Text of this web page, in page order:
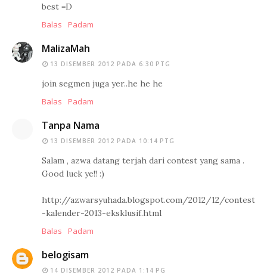
best =D
Balas
Padam
MalizaMah
13 DISEMBER 2012 PADA 6:30 PTG
join segmen juga yer..he he he
Balas
Padam
Tanpa Nama
13 DISEMBER 2012 PADA 10:14 PTG
Salam , azwa datang terjah dari contest yang sama .
Good luck ye!! :)
http://azwarsyuhada.blogspot.com/2012/12/contest
-kalender-2013-eksklusif.html
Balas
Padam
belogisam
14 DISEMBER 2012 PADA 1:14 PG